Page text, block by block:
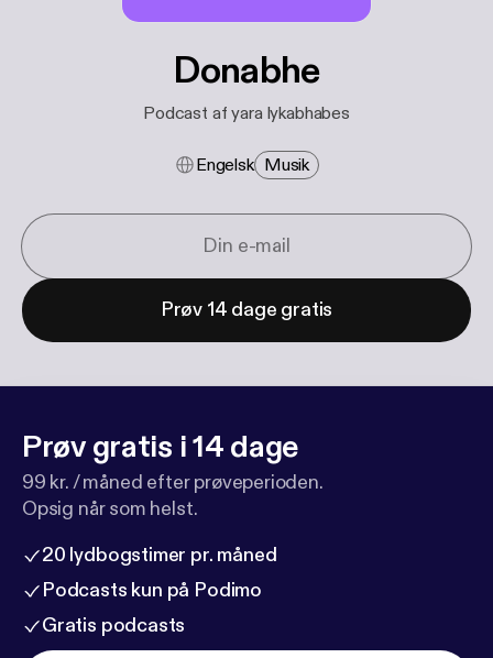
Donabhe
Podcast af yara lykabhabes
Engelsk Musik
Prøv 14 dage gratis
Prøv gratis i 14 dage
99 kr. / måned efter prøveperioden.
Opsig når som helst.
20 lydbogstimer pr. måned
Podcasts kun på Podimo
Gratis podcasts